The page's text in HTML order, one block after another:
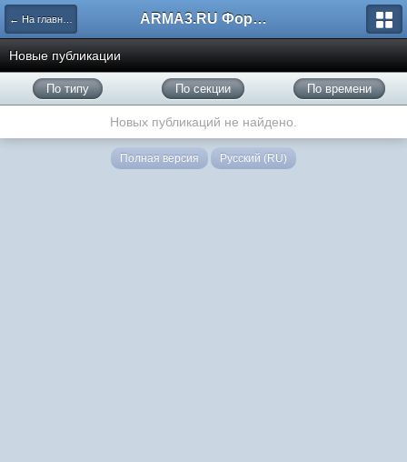
← На главную ARMA3.RU Форум
Новые публикации
По типу По секции По времени
Новых публикаций не найдено.
Полная версия Русский (RU)